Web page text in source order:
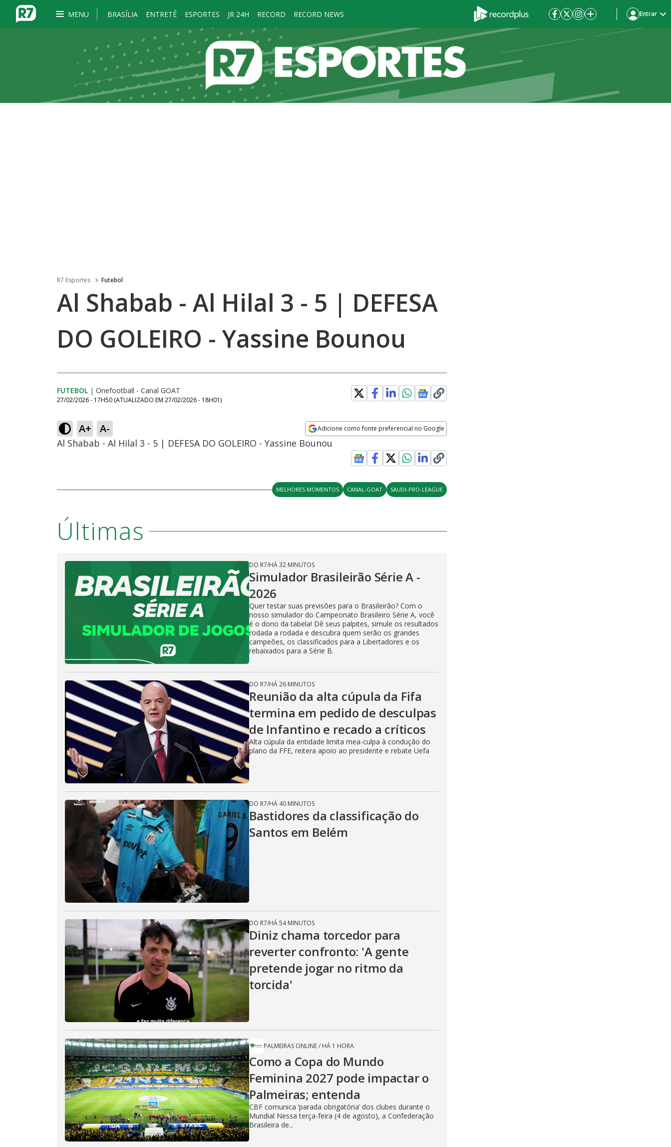
MENU BRASÍLIA ENTRETÊ ESPORTES JR 24H RECORD RECORD NEWS Entrar
R7 Esportes Futebol
Al Shabab - Al Hilal 3 - 5 | DEFESA
DO GOLEIRO - Yassine Bounou
FUTEBOL | Onefootball - Canal GOAT
27/02/2026 - 17H50 (ATUALIZADO EM 27/02/2026 - 18H01)
A+ A- Adicione como fonte preferencial no Google
Opens in new window
Al Shabab - Al Hilal 3 - 5 | DEFESA DO GOLEIRO - Yassine Bounou
MELHORES MOMENTOS CANAL-GOAT SAUDI-PRO-LEAGUE
Últimas
DO R7/HÁ 32 MINUTOS
Simulador Brasileirão Série A -
2026
Quer testar suas previsões para o Brasileirão? Com o
nosso simulador do Campeonato Brasileiro Série A, você
é o dono da tabela! Dê seus palpites, simule os resultados
rodada a rodada e descubra quem serão os grandes
campeões, os classificados para a Libertadores e os
rebaixados para a Série B.
DO R7/HÁ 26 MINUTOS
Reunião da alta cúpula da Fifa
termina em pedido de desculpas
de Infantino e recado a críticos
Alta cúpula da entidade limita mea-culpa à condução do
plano da FFE, reitera apoio ao presidente e rebate Uefa
DO R7/HÁ 40 MINUTOS
Bastidores da classificação do
Santos em Belém
DO R7/HÁ 54 MINUTOS
Diniz chama torcedor para
reverter confronto: 'A gente
pretende jogar no ritmo da
torcida'
PALMEIRAS ONLINE/ HÁ 1 HORA
Como a Copa do Mundo
Feminina 2027 pode impactar o
Palmeiras; entenda
CBF comunica ‘parada obrigatória’ dos clubes durante o
Mundial Nessa terça-feira (4 de agosto), a Confederação
Brasileira de...